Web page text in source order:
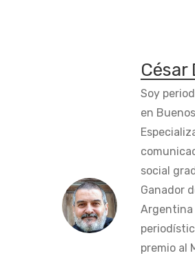
César
Soy
en
social
Ganador
Argentina
premio al